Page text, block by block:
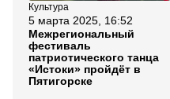
Культура
5 марта 2025, 16:52
Межрегиональный
фестиваль
патриотического танца
«Истоки» пройдёт в
Пятигорске